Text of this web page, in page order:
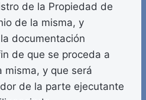
de la Propiedad de
de la misma, y
documentación
de que se proceda a
misma, y que será
de la parte ejecutante